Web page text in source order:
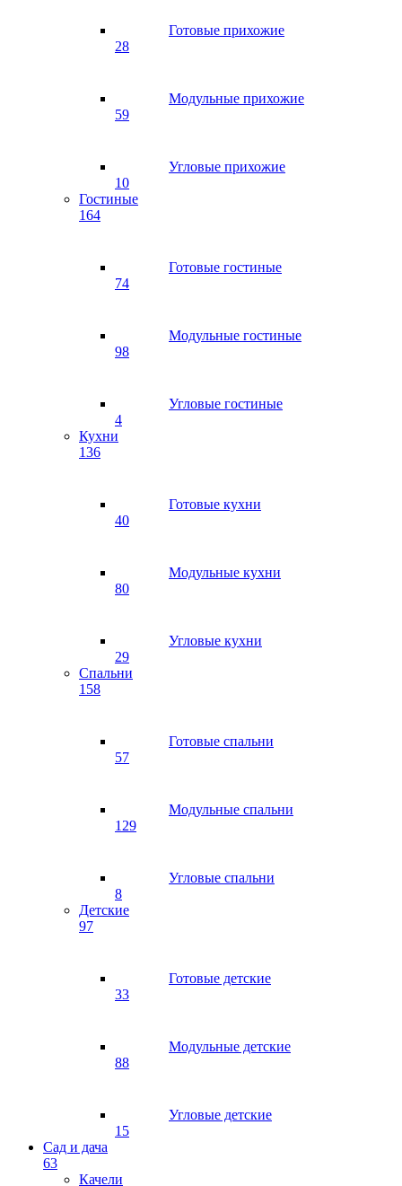
Готовые прихожие
28
Модульные прихожие
59
Угловые прихожие
10
Гостиные
164
Готовые гостиные
74
Модульные гостиные
98
Угловые гостиные
4
Кухни
136
Готовые кухни
40
Модульные кухни
80
Угловые кухни
29
Спальни
158
Готовые спальни
57
Модульные спальни
129
Угловые спальни
8
Детские
97
Готовые детские
33
Модульные детские
88
Угловые детские
15
Сад и дача
63
Качели